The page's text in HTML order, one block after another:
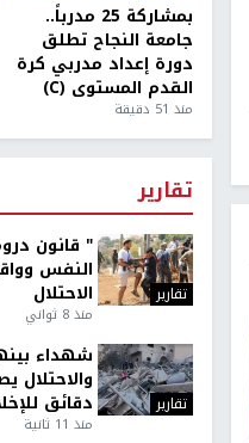
بمشاركة 25 مدرباً..
جامعة النجاح تطلق
دورة إعداد مدربي كرة
القدم المستوى (C)
منذ 51 دقيقة
تقارير
تقارير
" قانون
النفس
الاحتلال
منذ 8 ثواني
تقارير
شهداء
والاحتلال
دقائق
منذ 11 ثانية